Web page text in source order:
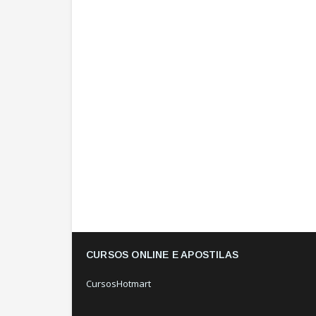
CURSOS ONLINE E APOSTILAS
CursosHotmart